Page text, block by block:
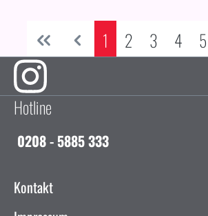
1 2 3 4 5
Hotline
0208 - 5885 333
Kontakt